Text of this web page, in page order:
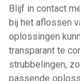
Blijf in contact
bij het aflossen
oplossingen
transparant te
strubbelingen,
passende